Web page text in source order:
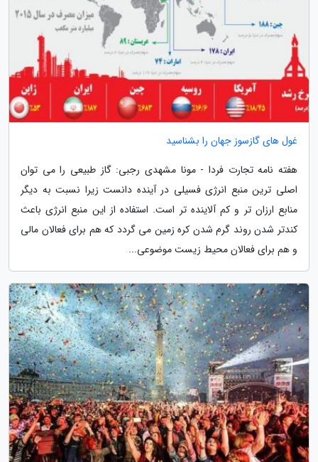
غول های گازسوز جهان را بشناسید
هفته نامه تجارت فردا - مونا مشهدی رجبی: گاز طبیعی را می توان
اصلی ترین منبع انرژی فسیلی در آینده دانست زیرا نسبت به دیگر
منابع ارزان تر و کم آلاینده تر است. استفاده از این منبع انرژی باعث
کندتر شدن روند گرم شدن کره زمین می گردد که هم برای فعالان مالی
و هم برای فعالان محیط زیست موضوعی...